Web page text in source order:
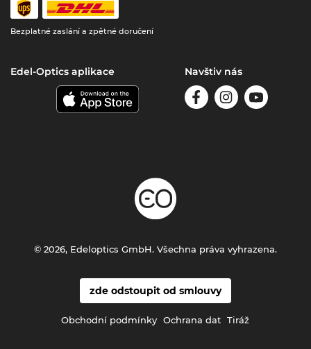
Bezplatné zaslání a zpětné doručení
Edel-Optics aplikace Navštiv nás
zde odstoupit od smlouvy
Obchodní podmínky Ochrana dat Tiráž
© 2026, Edeloptics GmbH. Všechna práva vyhrazena.